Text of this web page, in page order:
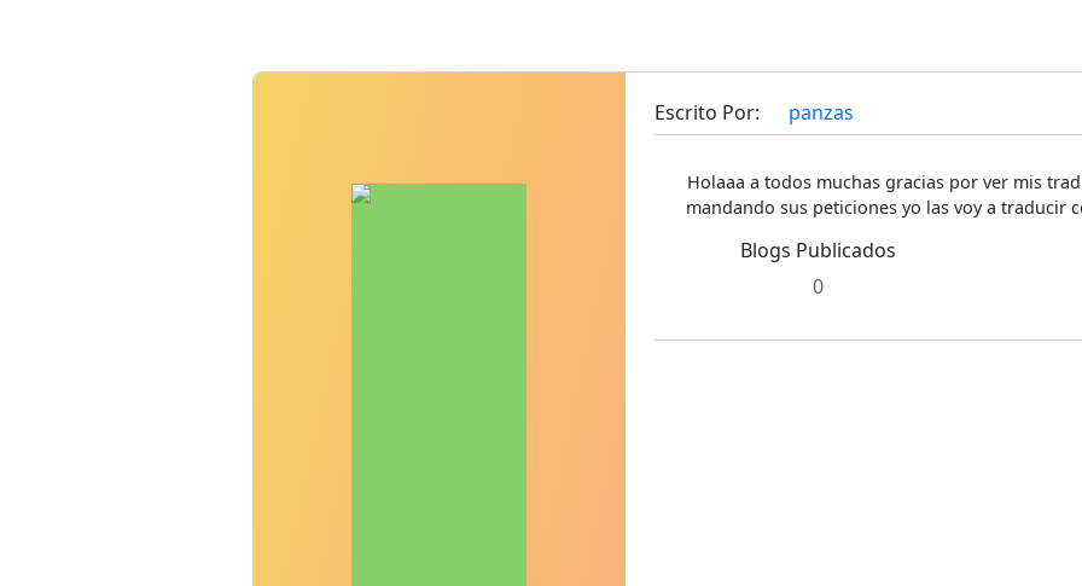
Escrito Por: panzas
Holaaa a todos muchas gracias por ver mis
mandando sus peticiones yo las voy a traducir
Blogs Publicados
0